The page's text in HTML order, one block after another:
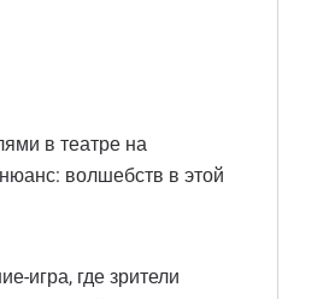
в театре на
волшебств в этой
игра, где зрители